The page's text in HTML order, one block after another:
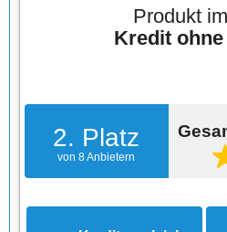
Produkt
Kredit
2. Platz
von 8 Anbietern